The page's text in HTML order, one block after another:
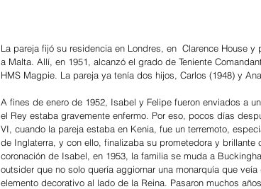
La pareja fijó su residencia en Londres, en  Clarence House
a Malta. Allí, en 1951, alcanzó el grado de Teniente
HMS Magpie. La pareja ya tenía dos hijos, Carlos (1948) y
A fines de enero de 1952, Isabel y Felipe fueron enviados a
el Rey estaba gravemente enfermo. Por eso, pocos días
VI, cuando la pareja estaba en Kenia, fue un terremoto,
de Inglaterra, y con ello, finalizaba su prometedora y brillante
coronación de Isabel, en 1953, la familia se muda a
outsider que no solo quería aggiornar una monarquía que
elemento decorativo al lado de la Reina. Pasaron muchos